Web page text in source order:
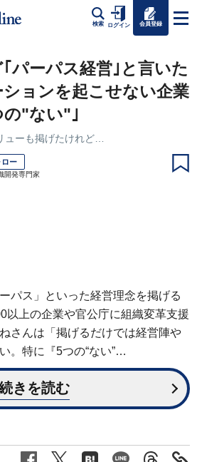
検索 ログイン 会員登録
パーパス経営｣と言いた
ョンを起こせない企業
の"ない"｣
ューも掲げたけれど…
ロー
開発専門家
パス」といった経営理念を掲げる
以上の企業や官公庁に組織変革支援
さんは「掲げるだけでは経営陣や
。特に『5つの“ない”…
きを読む